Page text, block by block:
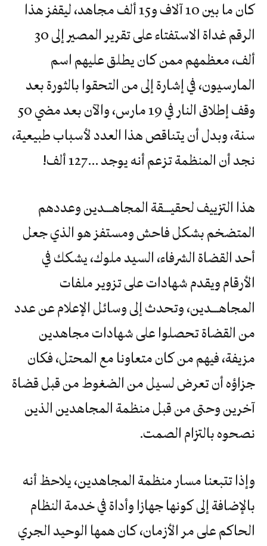
كان ما بين 10 آلاف و15 ألف مجاهد، ليقفز هذا
الرقم غداة الاستفتاء على تقرير المصير إلى 30
ألف، معظمهم ممن كان يطلق عليهم اسم
المارسيون، في إشارة إلى من التحقوا بالثورة بعد
وقف إطلاق النار في 19 مارس، والآن بعد مضي 50
سنة، وبدل أن يتناقص هذا العدد لأسباب طبيعية،
نجد أن المنظمة تزعم أنه يوجد …127 ألف!
هذا التزييف لحقيــــقة المجاهــــدين وعددهم
المتضخم بشكل فاحش ومستفز هو الذي جعل
أحد القضاة الشرفاء، السيد ملوك، يشكك في
الأرقام ويقدم شهادات على تزوير ملفات
المجاهــــدين، وتحدث إلى وسائل الإعلام عن عدد
من القضاة تحصلوا على شهادات مجاهدين
مزيفة، فيهم من كان متعاونا مع المحتل، فكان
جزاؤه أن تعرض لسيل من الضغوط من قبل قضاة
آخرين وحتى من قبل منظمة المجاهدين الذين
نصحوه بالتزام الصمت.
وإذا تتبعنا مسار منظمة المجاهدين، يلاحظ أنه
بالإضافة إلى كونها جهازا وأداة في خدمة النظام
الحاكم على مر الأزمان، كان همها الوحيد الجري